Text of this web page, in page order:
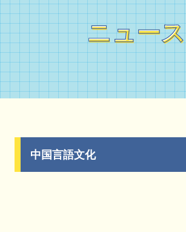
ニュース
ニュース
中国言語文化